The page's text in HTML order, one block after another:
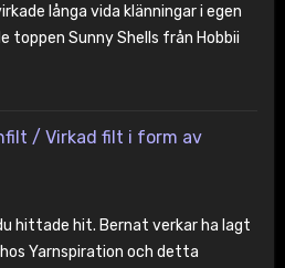
långa vida klänningar i egen
toppen Sunny Shells från Hobbii
/ Virkad filt i form av
hittade hit. Bernat verkar ha lagt
Yarnspiration och detta